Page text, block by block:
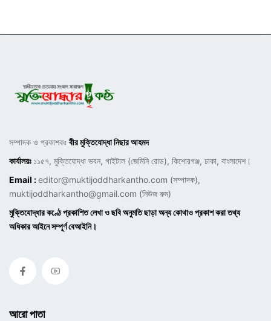
সম্পাদক ও প্রকাশকঃ বীর মুক্তিযোদ্ধা নিছার আহমদ
কার্যালয়ঃ ১১৫৭, মুক্তিযোদ্ধা ভবন, গাইটাল (জেমিনি রোড), কিশোরগঞ্জ, ঢাকা, বাংলাদেশ।
Email :editor@muktijoddharkantho.com (সম্পাদক),
muktijoddharkantho@gmail.com (নিউজ রুম)
মুক্তিযোদ্ধার কণ্ঠে প্রকাশিত লেখা ও ছবি অনুমতি ছাড়া অন্য কোথাও প্রকাশ করা তথ্য
অধিকার আইনে সম্পূর্ণ বেআইনি।
আরো পাতা